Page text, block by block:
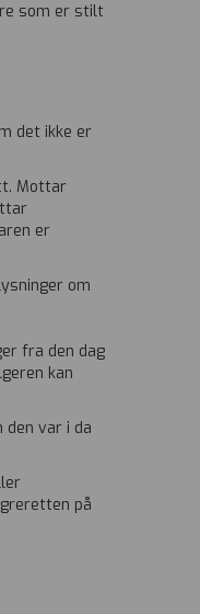
som er stilt
det ikke er
Mottar
er
om
fra den dag
kan
var i da
på